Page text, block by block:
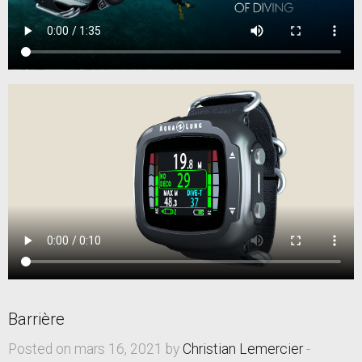
Barrière
Posted on mars 16, 2021 by Christian Lemercier-